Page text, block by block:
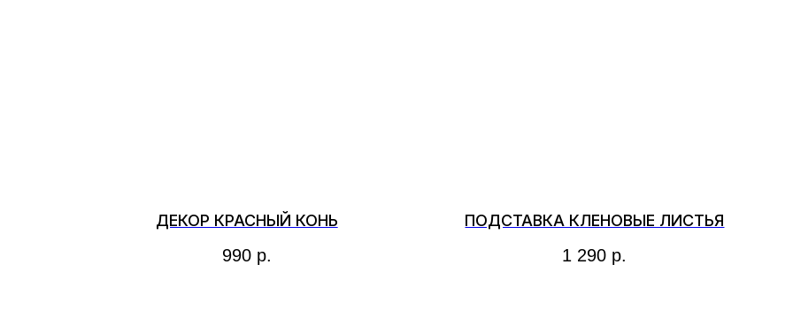
ДЕКОР КРАСНЫЙ КОНЬ
990 р.
ПОДСТАВКА КЛЕНОВЫЕ ЛИСТЬЯ
1 290 р.